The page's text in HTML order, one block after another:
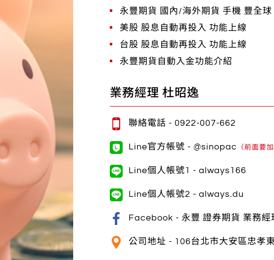
永豐期貨 國內/海外期貨 手機 豐全球
美股 股息自動再投入 功能上線
台股 股息自動再投入 功能上線
永豐期貨自動入金功能介紹
業務經理 杜昭逸
聯絡電話 - 0922-007-662
Line官方帳號 - @sinopac （前面要
Line個人帳號1 - always166
Line個人帳號2 - always.du
Facebook - 永豐 證券期貨 業務經
公司地址 - 106台北市大安區忠孝